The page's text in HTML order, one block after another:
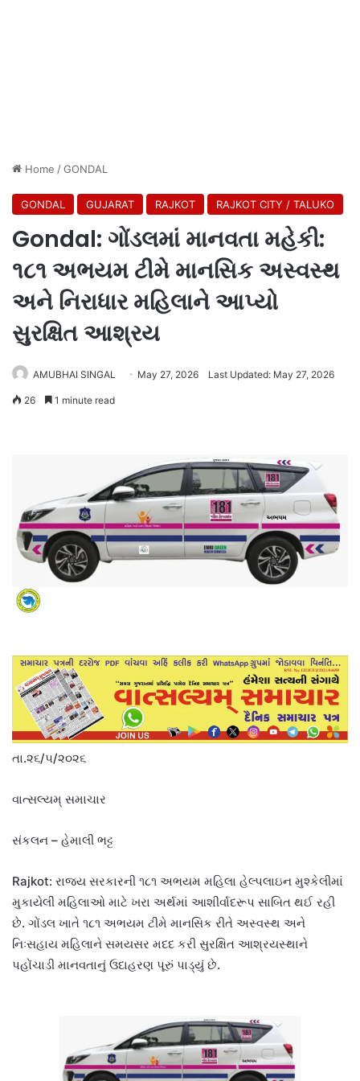
Home /GONDAL
GONDAL GUJARAT RAJKOT RAJKOT CITY / TALUKO
Gondal: ગોંડલમાં માનવતા મહેકી:
૧૮૧ અભયમ ટીમે માનસિક અસ્વસ્થ
અને નિરાધાર મહિલાને આપ્યો
સુરક્ષિત આશ્રય
AMUBHAI SINGAL May 27, 2026 Last Updated: May 27, 2026
26 1 minute read
તા.૨૬/૫/૨૦૨૬
વાત્સલ્યમ્ સમાચાર
સંકલન – હેમાલી ભટ્ટ
Rajkot: રાજ્ય સરકારની ૧૮૧ અભયમ મહિલા હેલ્પલાઇન મુશ્કેલીમાં
મુકાયેલી મહિલાઓ માટે ખરા અર્થમાં આશીર્વાદરૂપ સાબિત થઈ રહી
છે. ગોંડલ ખાતે ૧૮૧ અભયમ ટીમે માનસિક રીતે અસ્વસ્થ અને
નિઃસહાય મહિલાને સમયસર મદદ કરી સુરક્ષિત આશ્રયસ્થાને
પહોંચાડી માનવતાનું ઉદાહરણ પૂરું પાડ્યું છે.